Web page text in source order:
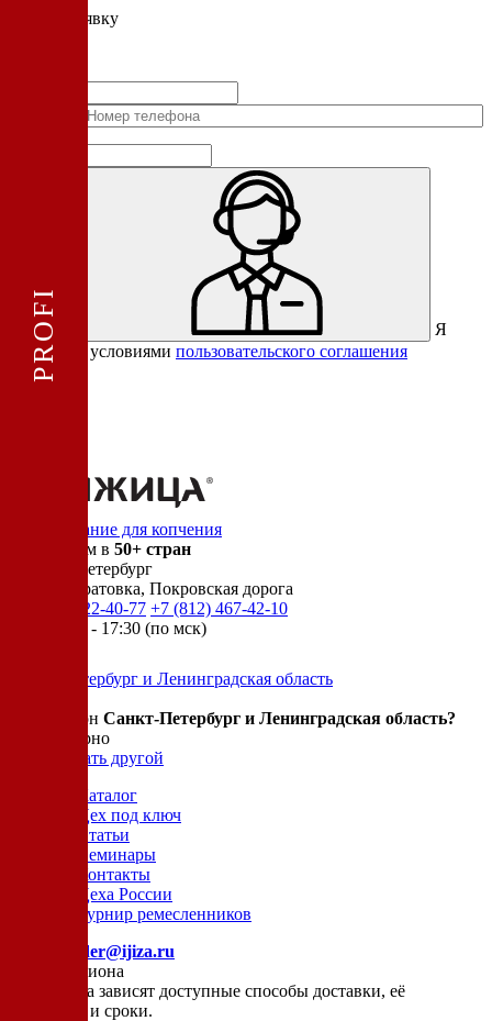
заявку
Соединенные
Отправить
Я
согласен с условиями пользовательского соглашения
Санкт-Петербург и Ленинградская область
Ваш регион Санкт-Петербург и Ленинградская область?
Да, все верно
Нет, выбрать другой
Оборудование для копчения
Доставляем в 50+ стран
Санкт-Петербург
п. Новосаратовка, Покровская дорога
+7 (905) 222-40-77 +7 (812) 467-42-10
пн-пт 9:00 - 17:30 (по мск)
Каталог
Цех под ключ
Статьи
Семинары
Контакты
Цеха России
Турнир ремесленников
order@ijiza.ru
Выбор региона
От региона зависят доступные способы доставки, её
стоимость и сроки.